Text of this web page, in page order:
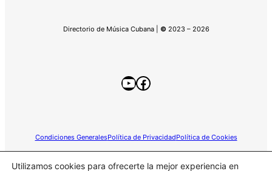
Directorio de Música Cubana | © 2023 – 2026
YouTube
Facebook
Condiciones GeneralesPolítica de PrivacidadPolítica de Cookies
Utilizamos cookies para ofrecerte la mejor experiencia en